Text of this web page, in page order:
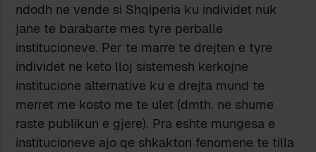
ndodh ne vende si Shqiperia ku individet nuk
jane te barabarte mes tyre perballe
institucioneve. Per te marre te drejten e tyre
individet ne keto lloj sistemesh kerkojne
institucione alternative ku e drejta mund te
merret me kosto me te ulet (dmth. ne shume
raste publikun e gjere). Pra eshte mungesa e
institucioneve ajo qe shkakton fenomene te tilla